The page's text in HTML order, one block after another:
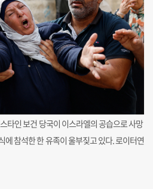
타인 보건 당국이 이스라엘의 공습으로 사망
참석한 한 유족이 울부짖고 있다. 로이터연